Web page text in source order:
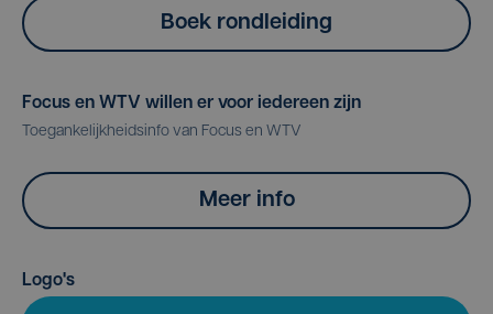
Boek rondleiding
Focus en WTV willen er voor iedereen zijn
Toegankelijkheidsinfo van Focus en WTV
Meer info
Logo's